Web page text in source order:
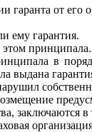
от его
ему гарантия.
этом принципала.
в
выдана
заключаются в